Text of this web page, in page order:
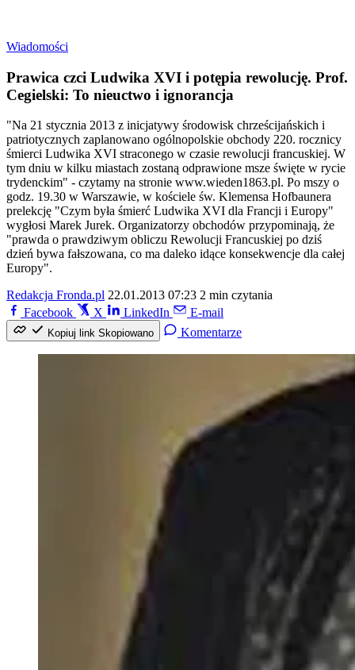
Wiadomości
Prawica czci Ludwika XVI i potępia rewolucję. Prof.
Cegielski: To nieuctwo i ignorancja
"Na 21 stycznia 2013 z inicjatywy środowisk chrześcijańskich i
patriotycznych zaplanowano ogólnopolskie obchody 220. rocznicy
śmierci Ludwika XVI straconego w czasie rewolucji francuskiej. W
tym dniu w kilku miastach zostaną odprawione msze święte w rycie
trydenckim" - czytamy na stronie www.wieden1863.pl. Po mszy o
godz. 19.30 w Warszawie, w kościele św. Klemensa Hofbaunera
prelekcję "Czym była śmierć Ludwika XVI dla Francji i Europy"
wygłosi Marek Jurek. Organizatorzy obchodów przypominają, że
"prawda o prawdziwym obliczu Rewolucji Francuskiej po dziś
dzień bywa fałszowana, co ma daleko idące konsekwencje dla całej
Europy".
Redakcja Fronda.pl 22.01.2013 07:23 2 min czytania
Facebook
X LinkedIn E-mail
Kopiuj link Skopiowano Komentarze